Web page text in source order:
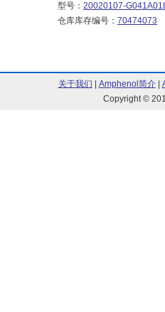
型号： 20020107-
仓库库存编号： 70474073
关于我们 Amphenol简介|
Copyright ©